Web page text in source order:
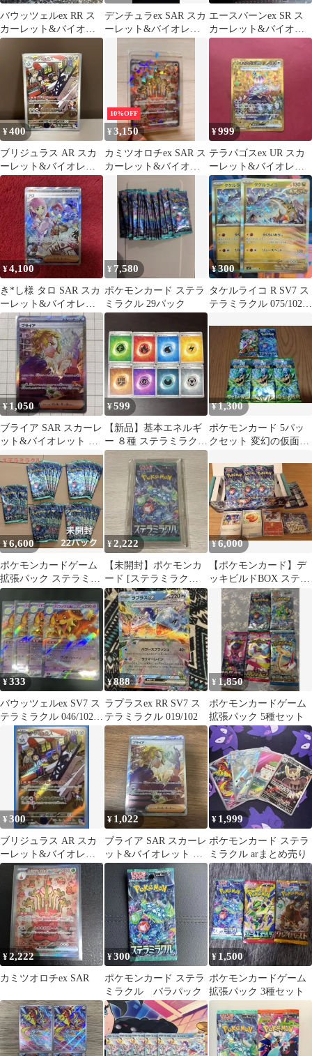
バウッツェルex RR ス
カーレット&バイオレ
ット 拡張パック ステラ
ミラクル…
デンチュラex SAR スカ
ーレット&バイオレッ
ト 拡張パック ステラミ
ラクル…
エースバーンex SR ス
カーレット&バイオレ
ット 拡張パック ステラ
¥400
ブリジュラス AR スカ
ーレット&バイオレッ
ト 拡張パック ステラミ
ラクル キ…
10%OFF
¥3,150
カミツオロチex SAR ス
カーレット&バイオレ
ミラク…
¥999
テラパゴスex UR スカ
ーレット&バイオレッ
ト 拡張パック ステラミ
ラクル …
¥4,100
き*し様 タロ SAR スカ
ーレット&バイオレッ
ト 拡張パック ステラミ
ラクル
¥ 7,580
ポケモンカード ステラ
ミラクル 29パック
¥300
タケルライコ R SV7 ス
テラミラクル 075/102
¥ 1,050
ブライア SAR スカーレ
ット&バイオレット 拡
張パック ステラミラク
¥599
【新品】基本エネルギ
ー ８種 ステラミラクル
各12枚（ポケモンカー
¥1,300
ポケモンカード 5パッ
クセット 変幻の仮面3
レットex
¥6,600
ポケモンカードゲーム
拡張パック ステラミラ
クル 未開封22パック
¥2,222
【未開封】ポケモンカ
ード [ステラミラクル]
パック ローダー付き
¥6,000
【ポケモンカード】デ
ッキビルドBOX ステラ
ミラクル
¥333
バウッツェルex SV7 ス
テラミラクル 046/102 4
枚セット
¥888
ラプラスex RR SV7 ス
テラミラクル 019/102
¥ 1,850
ポケモンカードゲーム
拡張パック 5種セット
¥300
ブリジュラス AR スカ
ーレット&バイオレッ
ト 拡張パック ステラミ
ラクル キ…
¥ 1,022
ブライア SAR スカーレ
ット&バイオレット 拡
張パック ステラミラク
ル キラ…
¥ 1,999
ポケモンカード ステラ
ミラクル arまとめ売り
¥2,222
カミツオロチex SAR
¥300
ポケモンカード ステラ
ミラクル バラパック
¥1,500
ポケモンカードゲーム
拡張パック 3種セット